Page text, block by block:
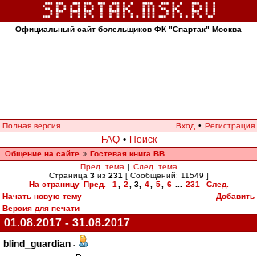
Официальный сайт болельщиков ФК "Спартак" Москва
Полная версия Вход • Регистрация
FAQ • Поиск
Общение на сайте » Гостевая книга ВВ
Пред. тема | След. тема
Страница 3из 231 [ Сообщений: 11549 ]
На страницу Пред. 1 2 3, 4 5 6 231
След.
Начать новую тему
Добавить
Версия для печати
01.08.2017 - 31.08.2017
blind_guardian -